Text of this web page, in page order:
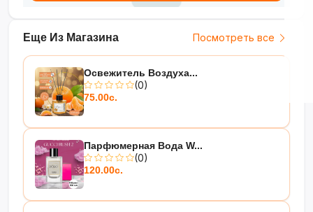
Еще Из Магазина Посмотреть все
Освежитель Воздуха...
(0)
75.00с.
Парфюмерная Вода W...
(0)
120.00с.